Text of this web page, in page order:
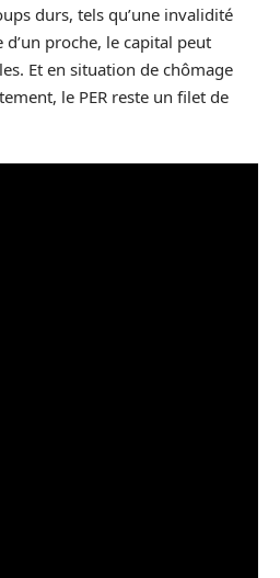
durs, tels qu’une invalidité
d’un proche, le capital peut
Et en situation de chômage
le PER reste un filet de